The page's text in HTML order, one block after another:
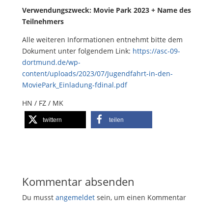
Verwendungszweck: Movie Park 2023 + Name des
Teilnehmers
Alle weiteren Informationen entnehmt bitte dem
Dokument unter folgendem Link: https://asc-09-
dortmund.de/wp-
content/uploads/2023/07/Jugendfahrt-in-den-
MoviePark_Einladung-fdinal.pdf
HN / FZ / MK
twittern teilen
Kommentar absenden
Du musst angemeldetsein, um einen Kommentar